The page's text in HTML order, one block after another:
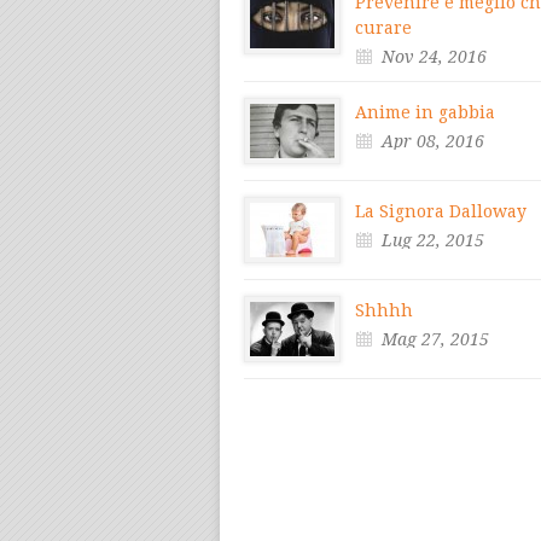
curare
Nov 24, 2016
Anime in gabbia
Apr 08, 2016
La Signora Dalloway
Lug 22, 2015
Shhhh
Mag 27, 2015